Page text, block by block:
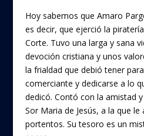
Hoy sabemos que Amaro
es decir, que ejerció la
Corte. Tuvo una larga y sana
devoción cristiana y unos
la frialdad que debió tener
comerciante y dedicarse a lo
dedicó. Contó con la amistad
Sor Maria de Jesús, a la que
portentos. Su tesoro es un